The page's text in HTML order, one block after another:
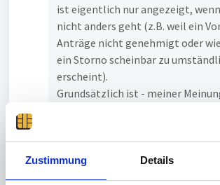
Zustimmung Details
ist eigentlich nur angezeigt,
nicht anders geht (z.B. weil ein
Anträge nicht genehmigt oder
ein Storno scheinbar zu
erscheint).
Grundsätzlich ist - meiner
Wichtiger Hinweis: seit 01.01.2023
verfahren zur elektronischen
Krankmeldungen (eAU) für Sie